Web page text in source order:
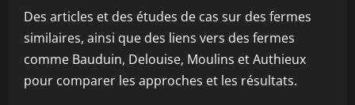
Des articles et des études de cas sur des fermes
similaires, ainsi que des liens vers des fermes
comme Bauduin, Delouise, Moulins et Authieux
pour comparer les approches et les résultats.